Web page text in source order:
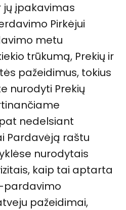
jų įpakavimas
Pirkėjui
metu
trūkumą, Prekių ir
pažeidimus, tokius
nurodyti Prekių
nedelsiant
Pardavėją raštu
nurodytais
kaip tai aptarta
pardavimo
pažeidimai,